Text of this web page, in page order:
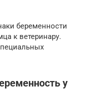
беременности
к ветеринару.
у